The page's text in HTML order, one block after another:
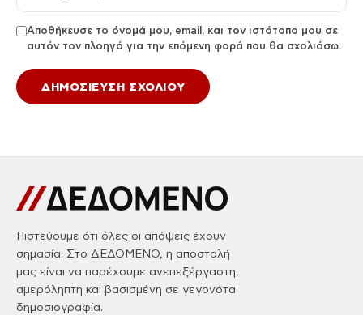
Αποθήκευσε το όνομά μου, email, και τον ιστότοπο μου σε
αυτόν τον πλοηγό για την επόμενη φορά που θα σχολιάσω.
Πιστεύουμε ότι όλες οι απόψεις έχουν
σημασία. Στο ΔΕΔΟΜΕΝΟ, η αποστολή
μας είναι να παρέχουμε ανεπεξέργαστη,
αμερόληπτη και βασισμένη σε γεγονότα
δημοσιογραφία.